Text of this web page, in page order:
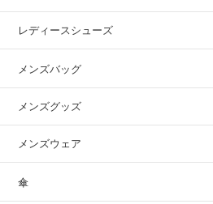
レディースシューズ
メンズバッグ
メンズグッズ
メンズウェア
傘